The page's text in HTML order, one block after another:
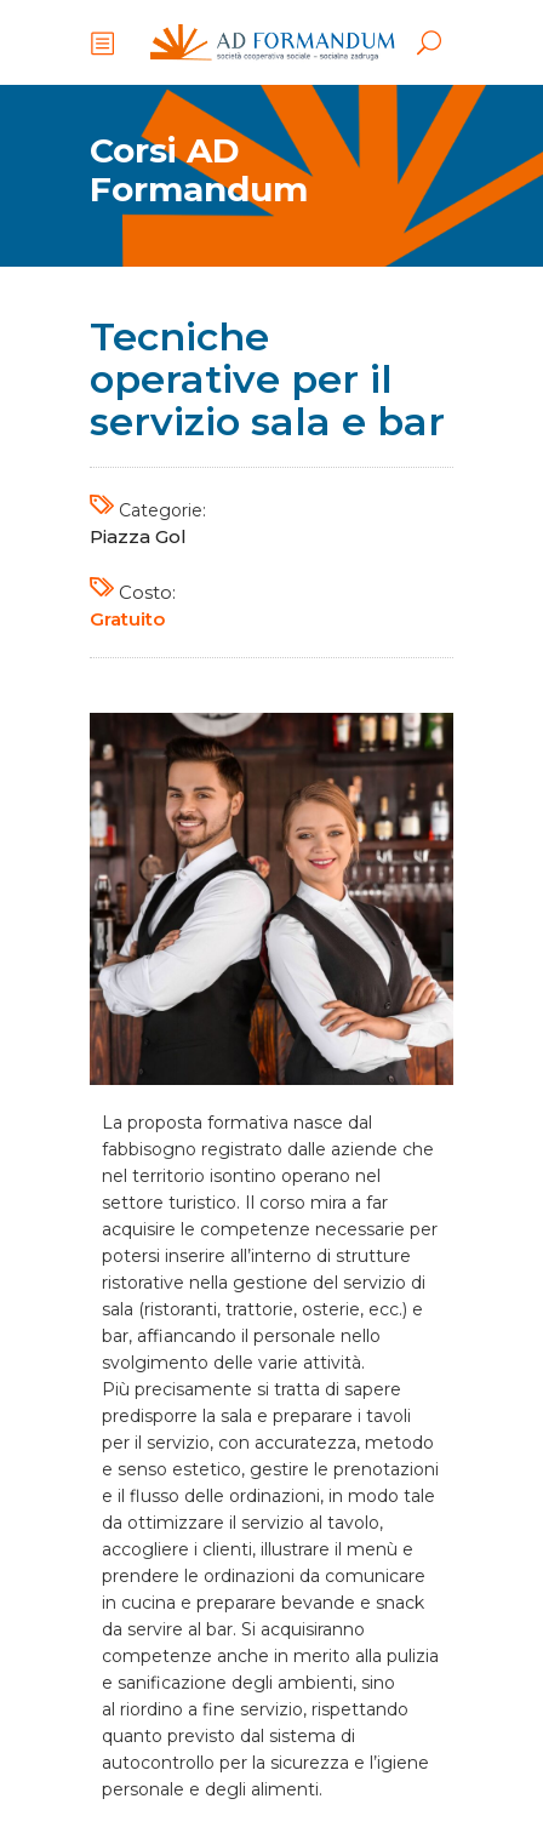
Corsi AD
Formandum
Tecniche
operative per il
servizio sala e bar
Categorie:
Piazza Gol
Costo:
Gratuito
La proposta formativa nasce dal
fabbisogno registrato dalle aziende che
nel territorio isontino operano nel
settore turistico. Il corso mira a far
acquisire le competenze necessarie per
potersi inserire all’interno di strutture
ristorative nella gestione del servizio di
sala (ristoranti, trattorie, osterie, ecc.) e
bar, affiancando il personale nello
svolgimento delle varie attività.
Più precisamente si tratta di sapere
predisporre la sala e preparare i tavoli
per il servizio, con accuratezza, metodo
e senso estetico, gestire le prenotazioni
e il flusso delle ordinazioni, in modo tale
da ottimizzare il servizio al tavolo,
accogliere i clienti, illustrare il menù e
prendere le ordinazioni da comunicare
in cucina e preparare bevande e snack
da servire al bar. Si acquisiranno
competenze anche in merito alla pulizia
e sanificazione degli ambienti, sino
al riordino a fine servizio, rispettando
quanto previsto dal sistema di
autocontrollo per la sicurezza e l’igiene
personale e degli alimenti.